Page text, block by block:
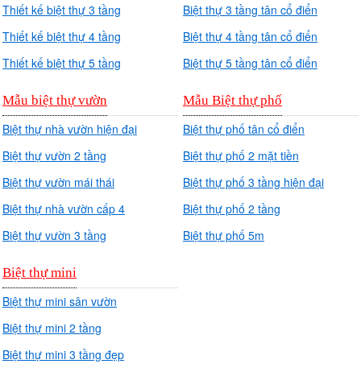
Thiết kế biệt thự 3 tầng
Thiết kế biệt thự 4 tầng
Thiết kế biệt thự 5 tầng
Biệt thự 3 tầng tân cổ điển
Biệt thự 4 tầng tân cổ điển
Biệt thự 5 tầng tân cổ điển
Mẫu biệt thự vườn
Biệt thự nhà vườn hiện đại
Biệt thự vườn 2 tầng
Biệt thự vườn mái thái
Biệt thự nhà vườn cấp 4
Biệt thự vườn 3 tầng
Mẫu Biệt thự phố
Biệt thự phố tân cổ điển
Biệt thự phố 2 mặt tiền
Biệt thự phố 3 tầng hiện đại
Biệt thự phố 2 tầng
Biệt thự phố 5m
Biệt thự mini
Biệt thự mini sân vườn
Biệt thự mini 2 tầng
Biệt thự mini 3 tầng đẹp